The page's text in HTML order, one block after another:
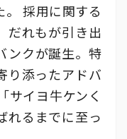
採用に関する
だれもが引き出
ンクが誕生。特
り添ったアドバ
サイヨ牛ケンく
れるまでに至っ